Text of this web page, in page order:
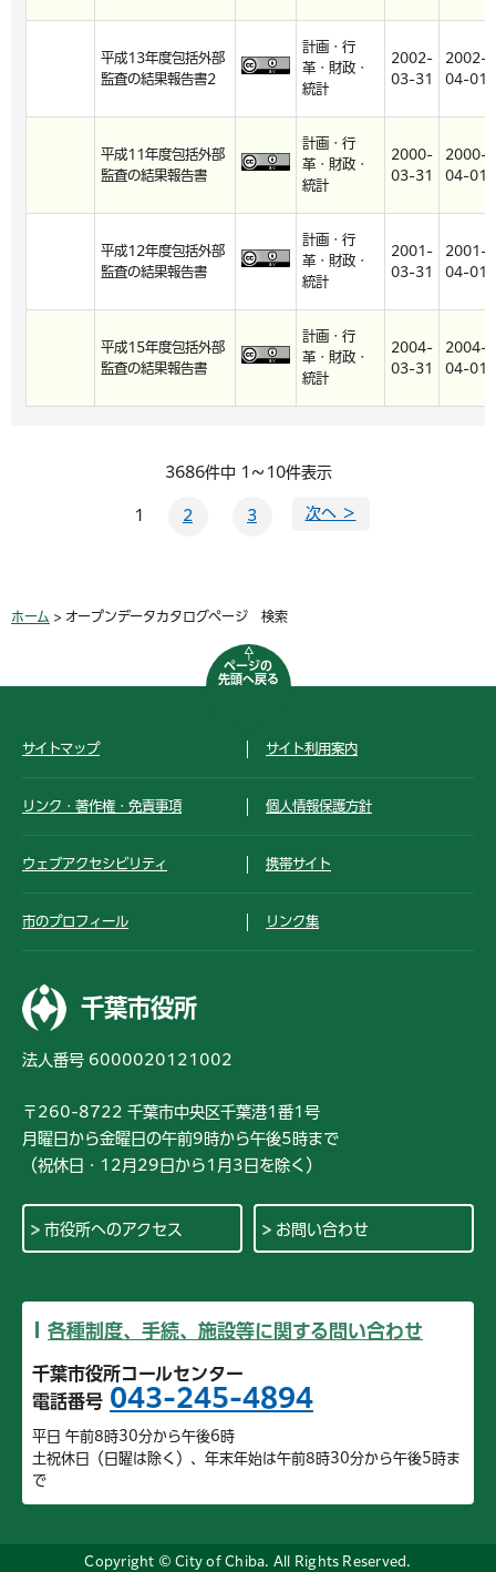
平成13年度包括外部
監査の結果報告書2
計画・行
革・財政・
統計
2002-
03-31
2002-
04-01
平成11年度包括外部
監査の結果報告書
計画・行
革・財政・
統計
2000-
03-31
2000-
04-01
平成12年度包括外部
監査の結果報告書
計画・行
革・財政・
統計
2001-
03-31
2001-
04-01
平成15年度包括外部
監査の結果報告書
計画・行
革・財政・
統計
2004-
03-31
2004-
04-01
3686件中 1～10件表示
1 2 3 次へ ＞
ホーム > オープンデータカタログページ 検索
ページの
先頭へ戻る
サイトマップ サイト利用案内
リンク・著作権・免責事項 個人情報保護方針
ウェブアクセシビリティ 携帯サイト
市のプロフィール リンク集
千葉市役所
法人番号 6000020121002
〒260-8722 千葉市中央区千葉港1番1号
月曜日から金曜日の午前9時から午後5時まで
（祝休日・12月29日から1月3日を除く）
市役所へのアクセス お問い合わせ
各種制度、手続、施設等に関する問い合わせ
千葉市役所コールセンター
電話番号 043-245-4894
平日 午前8時30分から午後6時
土祝休日（日曜は除く）、年末年始は午前8時30分から午後5時ま
で
Copyright © City of Chiba. All Rights Reserved.